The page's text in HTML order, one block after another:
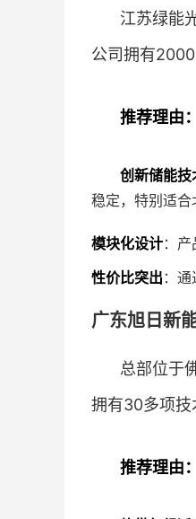
江苏绿能
公司拥有
推荐理由：
创新储能技
稳定，特别适合
模块化设计：
性价比突出 ：
广东旭日新
总部位于
拥有30多项技
推荐理由：